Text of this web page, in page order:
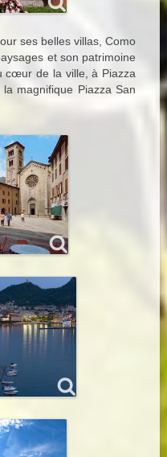
ses belles villas, Como
et son patrimoine
cœur de la ville, à Piazza
magnifique Piazza San